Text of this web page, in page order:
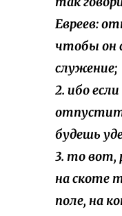
Евреев:
чтобы он
служение;
2. ибо
будешь
3. то вот,
на скоте
поле, на